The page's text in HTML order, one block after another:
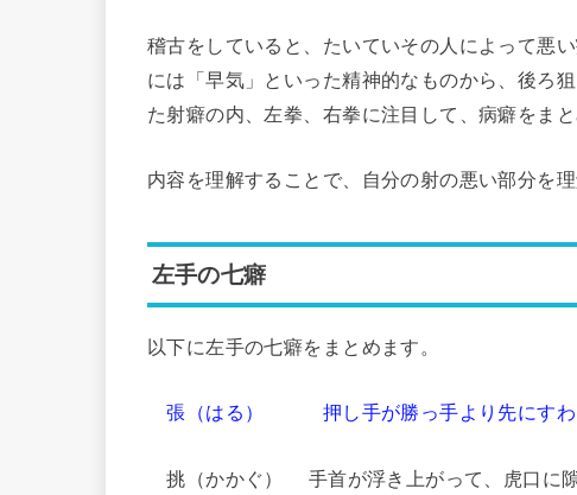
稽古をしていると、たいていその人によって悪
には「早気」といった精神的なものから、後ろ
た射癖の内、左拳、右拳に注目して、病癖をまと
内容を理解することで、自分の射の悪い部分を
左手の七癖
以下に左手の七癖をまとめます。
張（はる） 押し手が勝っ手より先にすわ
挑（かかぐ） 手首が浮き上がって、虎口に隙